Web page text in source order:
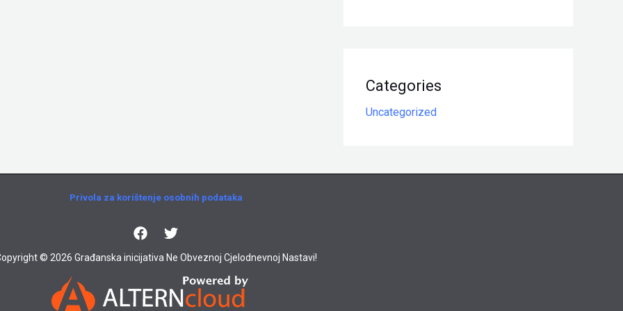
Categories
Uncategorized
Privola za korištenje osobnih podataka
© 2026 Građanska inicijativa Ne Obveznoj Cjelodnevnoj Nastavi!